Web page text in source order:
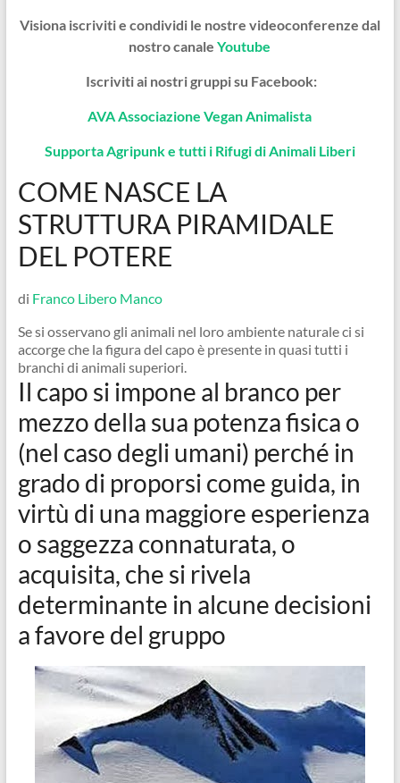
Visiona iscriviti e condividi le nostre videoconferenze dal
nostro canaleYoutube
Iscriviti ai nostri gruppi su Facebook:
AVA Associazione Vegan Animalista
Supporta Agripunk e tutti i Rifugi di Animali Liberi
COME NASCE LA
STRUTTURA PIRAMIDALE
DEL POTERE
di Franco Libero Manco
Se si osservano gli animali nel loro ambiente naturale ci si
accorge che la figura del capo è presente in quasi tutti i
branchi di animali superiori.
Il capo si impone al branco per
mezzo della sua potenza fisica o
(nel caso degli umani) perché in
grado di proporsi come guida, in
virtù di una maggiore esperienza
o saggezza connaturata, o
acquisita, che si rivela
determinante in alcune decisioni
a favore del gruppo